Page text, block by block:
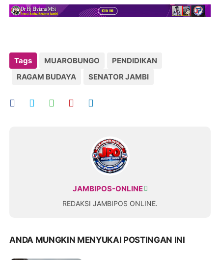
Tags MUAROBUNGO
PENDIDIKAN
RAGAM BUDAYA
SENATOR JAMBI
JAMBIPOS-ONLINE
REDAKSI JAMBIPOS ONLINE.
ANDA MUNGKIN MENYUKAI POSTINGAN INI